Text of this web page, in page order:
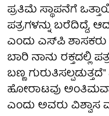
ಪ್ರತಿಮೆ ಸ್ಥಾಪನೆಗೆ
ಪತ್ರಗಳನ್ನು ಬರೆದಿದ್ದೆ,
ಎಂದು ಎಸ್‌ಪಿ ಶಾಸಕರು
ಬಾರಿ ನಾನು ರಕ್ತದಲ್ಲಿ
ಬಣ್ಣ
ಹೋರಾಟವು
ಎಂದು ಅವರು ವಿಶ್ವಾಸ